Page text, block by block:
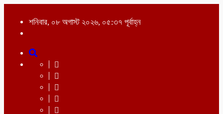
শনিবার, ০৮ অগাস্ট ২০২৬, ০৫:৩৭ পূর্বাহ্ন